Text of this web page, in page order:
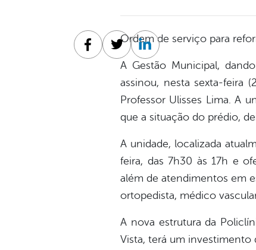
Ordem de serviço para
A Gestão Municipal,
assinou, nesta sexta-feira
Professor Ulisses Lima. A
que a situação do prédio,
A unidade, localizada
feira, das 7h30 às 17h e
além de atendimentos em
ortopedista, médico
A nova estrutura da
Vista, terá um investimento
Facebook
TwitterLinkedin